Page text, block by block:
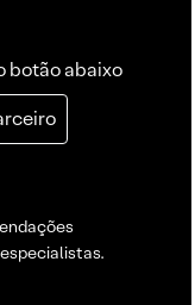
botão abaixo